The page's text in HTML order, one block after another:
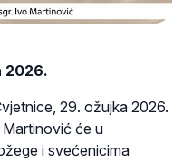
2026.
29. ožujka 2026.
će u
i svećenicima